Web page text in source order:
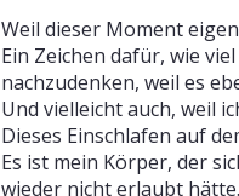
Weil dieser Moment
Ein Zeichen dafür, wie
nachzudenken, weil es
Und vielleicht auch, weil
Dieses Einschlafen auf
Es ist mein Körper, der
wieder nicht erlaubt hätte.